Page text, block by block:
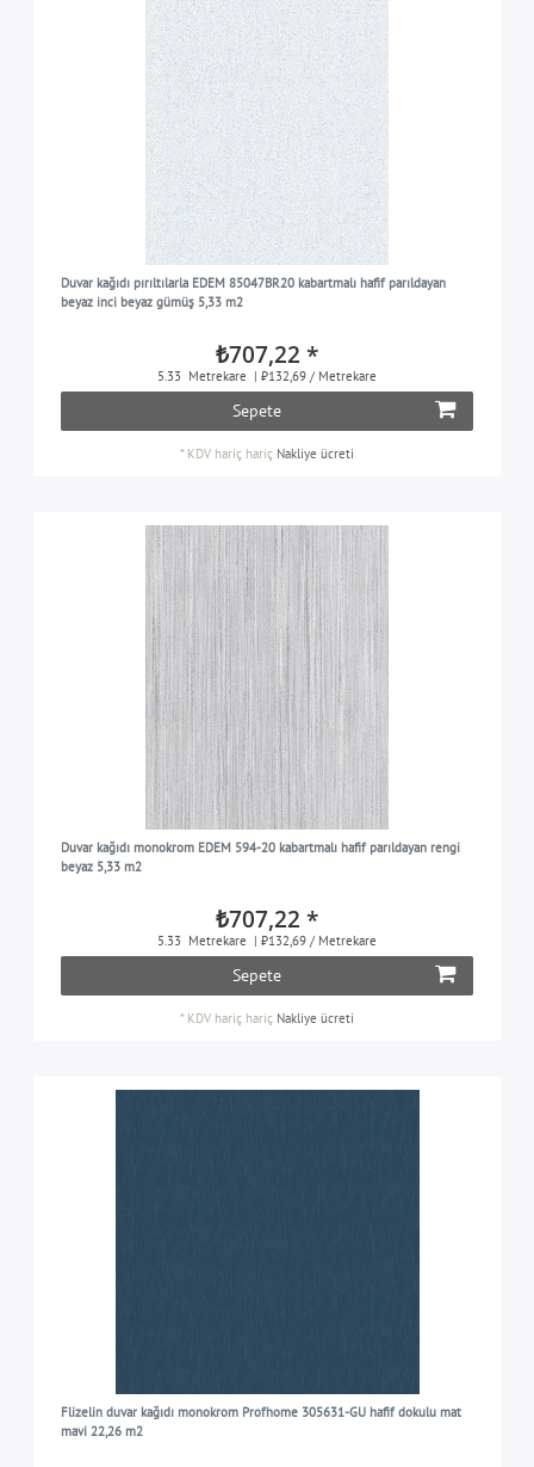
Duvar kağıdı pırıltılarla EDEM 85047BR20 kabartmalı hafif parıldayan
beyaz inci beyaz gümüş 5,33 m2
₺707,22 *
5.33 Metrekare | ₺132,69 / Metrekare
Sepete
* KDV hariç hariç Nakliye ücreti
Duvar kağıdı monokrom EDEM 594-20 kabartmalı hafif parıldayan rengi
beyaz 5,33 m2
₺707,22 *
5.33 Metrekare | ₺132,69 / Metrekare
Sepete
* KDV hariç hariç Nakliye ücreti
Flizelin duvar kağıdı monokrom Profhome 305631-GU hafif dokulu mat
mavi 22,26 m2